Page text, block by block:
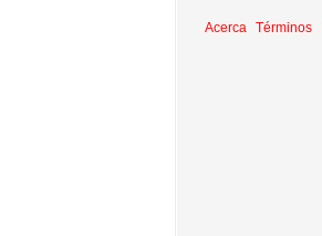
Acerca Términos